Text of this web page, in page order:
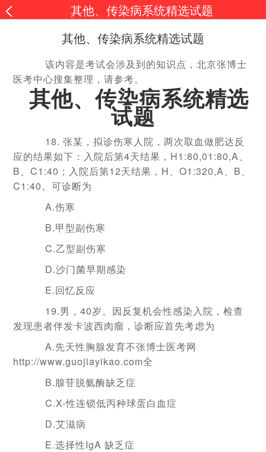
其他、传染病系统精选试题
其他、传染病系统精选试题
该内容是考试会涉及到的知识点，北京张博士
医考中心搜集整理，请参考。
其他、传染病系统精选
试题
18. 张某，拟诊伤寒人院，两次取血做肥达反
应的结果如下：入院后第4天结果，H1:80,01:80,A、
B、C1:40；入院后第12天结果，H、O1:320,A、B、
C1:40。可诊断为
A.伤寒
B.甲型副伤寒
C.乙型副伤寒
D.沙门菌早期感染
E.回忆反应
19.男，40岁。因反复机会性感染入院，检查
发现患者伴发卡波西肉瘤，诊断应首先考虑为
A.先天性胸腺发育不张博士医考网
http://www.guojiayikao.com全
B.腺苷脱氨酶缺乏症
C.X-性连锁低丙种球蛋白血症
D.艾滋病
E.选择性IgA 缺乏症